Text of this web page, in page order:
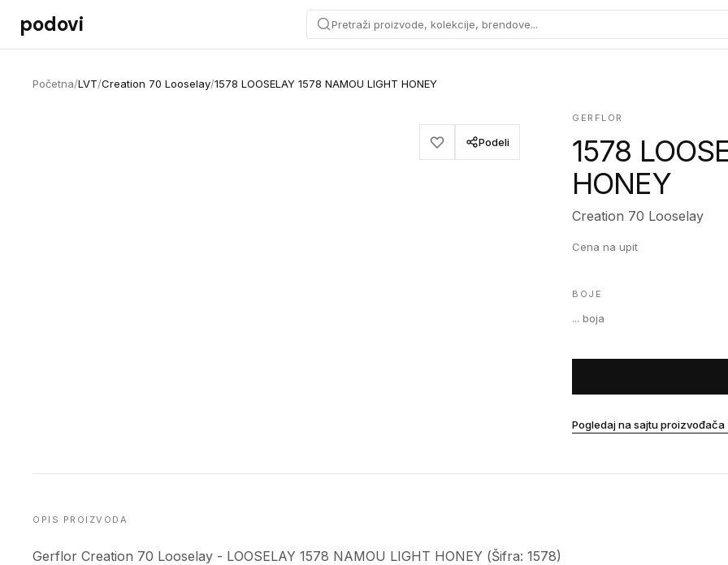
Preskoči na sadržaj
podovi Pretraži proizvode, kolekcije, brendove...
Početna/LVT/Creation 70 Looselay/1578 LOOSELAY 1578 NAMOU LIGHT HONEY
Podeli
GERFLOR
1578
HONEY
Creation 70 Looselay
Cena na upit
BOJE
... boja
Pogledaj na sajtu proizvođača
OPIS PROIZVODA
Gerflor Creation 70 Looselay - LOOSELAY 1578 NAMOU LIGHT HONEY (Šifra: 1578)